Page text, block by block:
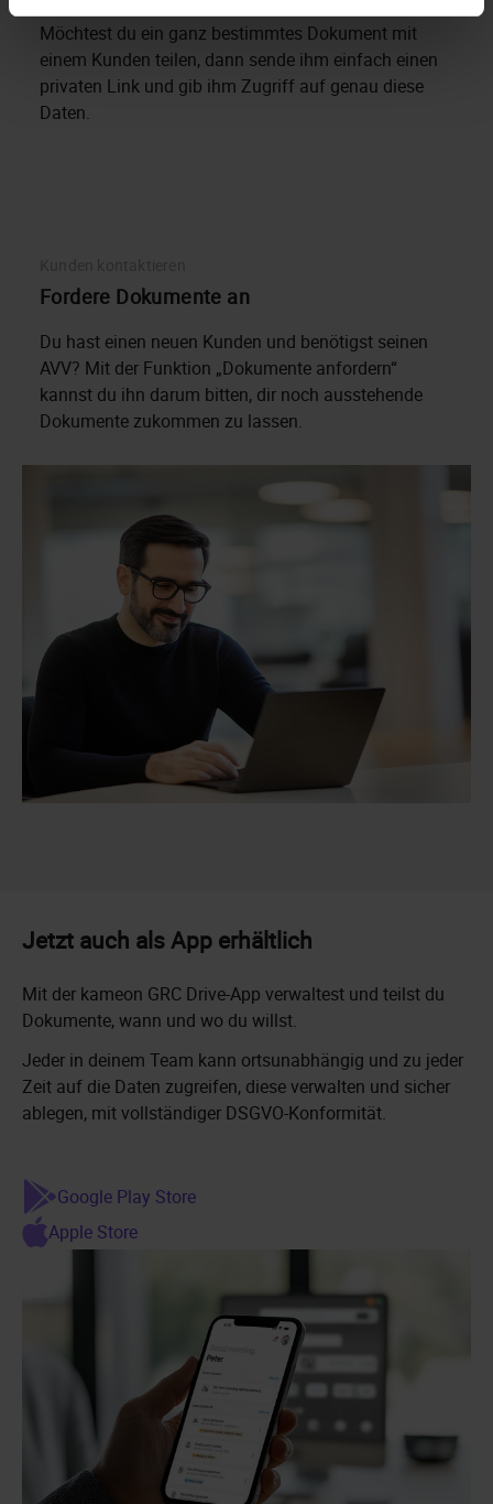
Möchtest du ein ganz bestimmtes Dokument mit
einem Kunden teilen, dann sende ihm einfach einen
privaten Link und gib ihm Zugriff auf genau diese
Daten.
Fordere Dokumente an
Du hast einen neuen Kunden und benötigst seinen
AVV? Mit der Funktion „Dokumente anfordern“
kannst du ihn darum bitten, dir noch ausstehende
Dokumente zukommen zu lassen.
Jetzt auch als App erhältlich
Mit der kameon GRC Drive-App verwaltest und teilst du
Dokumente, wann und wo du willst.
Jeder in deinem Team kann ortsunabhängig und zu jeder
Zeit auf die Daten zugreifen, diese verwalten und sicher
ablegen, mit vollständiger DSGVO-Konformität.
Google Play Store
Apple Store